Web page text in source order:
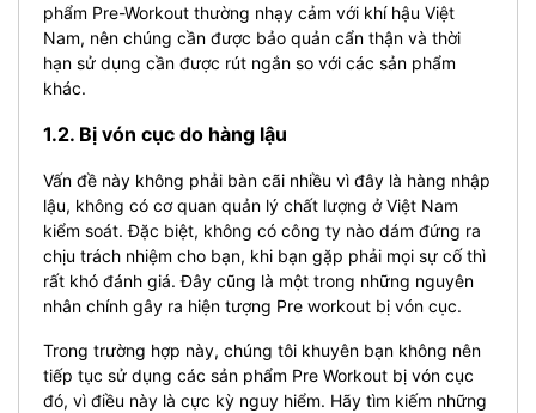
phẩm Pre-Workout thường nhạy cảm với khí hậu Việt
Nam, nên chúng cần được bảo quản cẩn thận và thời
hạn sử dụng cần được rút ngắn so với các sản phẩm
khác.
1.2. Bị vón cục do hàng lậu
Vấn đề này không phải bàn cãi nhiều vì đây là hàng nhập
lậu, không có cơ quan quản lý chất lượng ở Việt Nam
kiểm soát. Đặc biệt, không có công ty nào dám đứng ra
chịu trách nhiệm cho bạn, khi bạn gặp phải mọi sự cố thì
rất khó đánh giá. Đây cũng là một trong những nguyên
nhân chính gây ra hiện tượng Pre workout bị vón cục.
Trong trường hợp này, chúng tôi khuyên bạn không nên
tiếp tục sử dụng các sản phẩm Pre Workout bị vón cục
đó, vì điều này là cực kỳ nguy hiểm. Hãy tìm kiếm những